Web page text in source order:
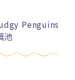
Penguins
池